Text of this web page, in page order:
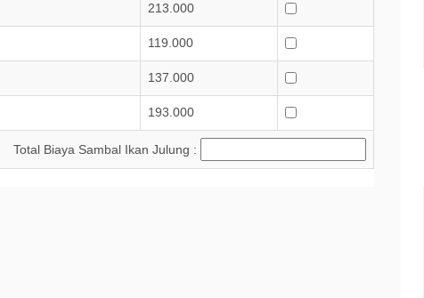
213.000
119.000
137.000
193.000
Total Biaya Sambal Ikan Julung :